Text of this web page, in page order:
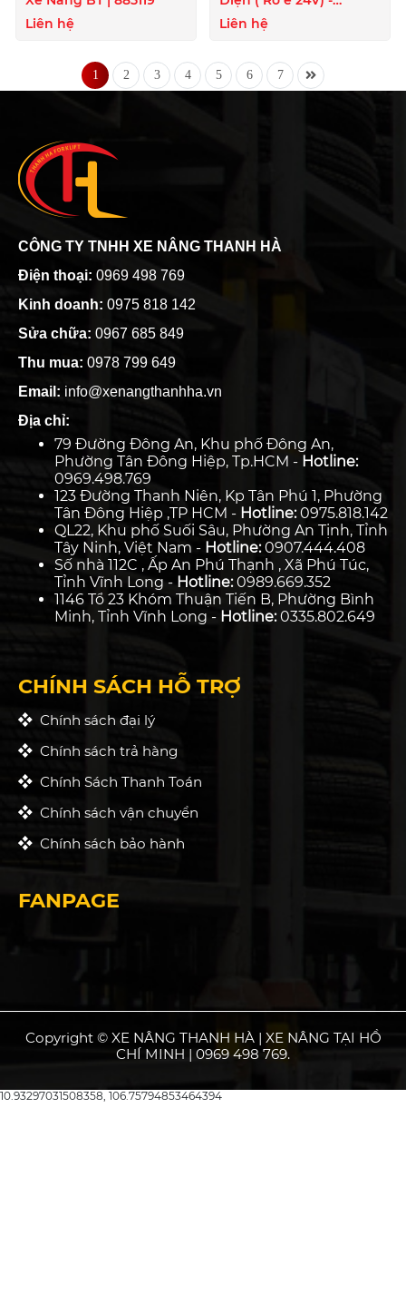
Liên hệ
824020
Liên hệ
1 2 3 4 5 6 7
CÔNG TY TNHH XE NÂNG THANH HÀ
Điện thoại: 0969 498 769
Kinh doanh: 0975 818 142
Sửa chữa: 0967 685 849
Thu mua: 0978 799 649
Email: info@xenangthanhha.vn
Địa chỉ:
79 Đường Đông An, Khu phố Đông An,
Phường Tân Đông Hiệp, Tp.HCM - Hotline:
0969.498.769
123 Đường Thanh Niên, Kp Tân Phú 1, Phường
Tân Đông Hiệp ,TP HCM - Hotline:0975.818.142
QL22, Khu phố Suối Sâu, Phường An Tịnh, Tỉnh
Tây Ninh, Việt Nam - Hotline:0907.444.408
Số nhà 112C , Ấp An Phú Thạnh , Xã Phú Túc,
Tỉnh Vĩnh Long - Hotline:0989.669.352
1146 Tổ 23 Khóm Thuận Tiến B, Phường Bình
Minh, Tỉnh Vĩnh Long - Hotline:0335.802.649
CHÍNH SÁCH HỖ TRỢ
Chính sách đại lý
Chính sách trả hàng
Chính Sách Thanh Toán
Chính sách vận chuyển
Chính sách bảo hành
FANPAGE
Copyright © XE NÂNG THANH HÀ | XE NÂNG TẠI HỒ
CHÍ MINH | 0969 498 769.
10.93297031508358, 106.75794853464394